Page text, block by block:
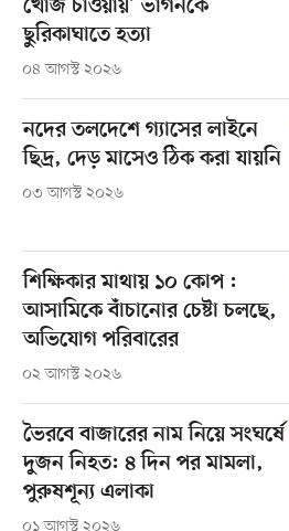
খোঁজ চাওয়ায়’ ভাগনকে
ছুরিকাঘাতে হত্যা
০৪ আগস্ট ২০২৬
নদের তলদেশে গ্যাসের লাইনে
ছিদ্র, দেড় মাসেও ঠিক করা যায়নি
০৩ আগস্ট ২০২৬
শিক্ষিকার মাথায় ১০ কোপ :
আসামিকে বাঁচানোর চেষ্টা চলছে,
অভিযোগ পরিবারের
০২ আগস্ট ২০২৬
ভৈরবে বাজারের নাম নিয়ে সংঘর্ষে
দুজন নিহত: ৪ দিন পর মামলা,
পুরুষশূন্য এলাকা